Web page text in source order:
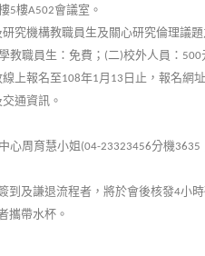
5樓A502會議室。
究機構教職員生及關心研究倫理議
教職員生：免費； (二)校外人員： 500
上報名至108年1月 13 日止，報名網址
通資訊。
心周育慧小姐(04-23323456分機3635
到及謙退流程者，將於會後核發4小
攜帶水杯。